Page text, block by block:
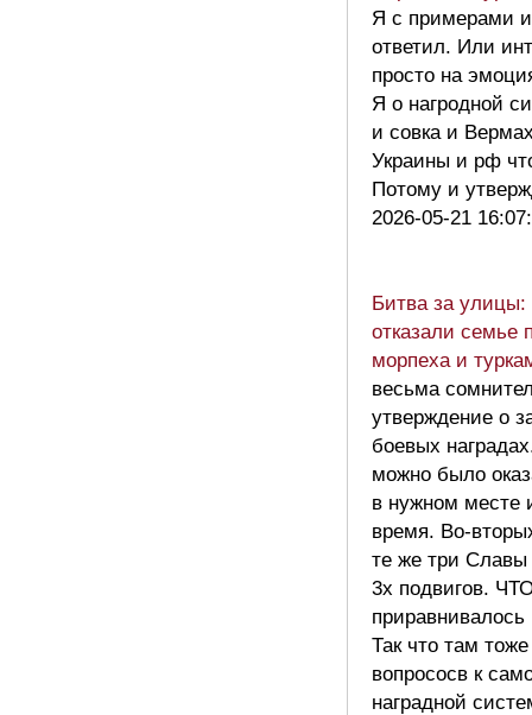
Я с примерами
ответил. Или
просто на
Я о нагродной
и совка и
Украины и рф
Потому и
2026-05-21
Битва за
отказали семье
морпеха и
весьма
утверждение о
боевых
можно было
в нужном месте
время. Во-
те же три Славы
3х подвигов.
приравнивалось
Так что там
вопрососв к
наградной